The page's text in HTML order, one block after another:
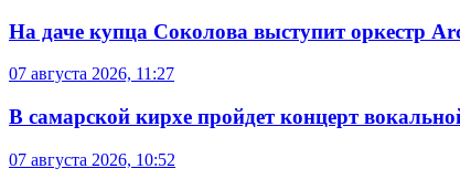
На даче купца Соколова выступит оркестр
07 августа 2026, 11:27
В самарской кирхе пройдет концерт
07 августа 2026, 10:52